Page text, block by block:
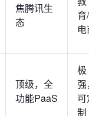
焦腾讯生
态
育/
顶级，全
功能PaaS
极
强
可
制